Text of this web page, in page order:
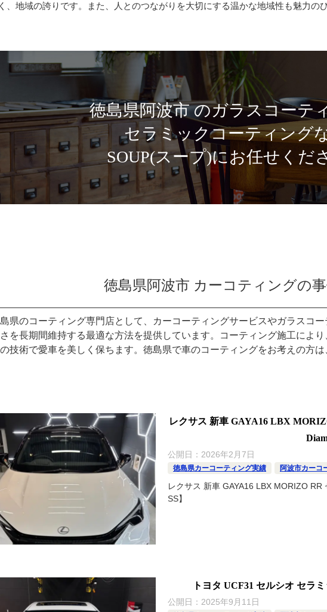
、地域の誇りです。また、人とのつながりを大切にする温かな地域性も魅力の
徳島県阿波市 のガラスコーテ
セラミックコーティング
SOUP(スープ)にお任せくだ
徳島県阿波市 カーコティングの
県のコーティング専門店として、カーコーティングサービスやガラスコ
を長期間維持する最適な方法を提供しています。コーティング施工によ
技術で愛車を美しく保ちます。徳島県で車のコーティングをお考えの方
レクサス 新車 GAYA16 LBX
公開日： 2026年2月7日
徳島県カーコーティング実績 阿波市カーコ
レクサス 新車 GAYA16 LBX MORIZO
SS】
トヨタ UCF31 セルシオ セラ
公開日： 2025年9月11日